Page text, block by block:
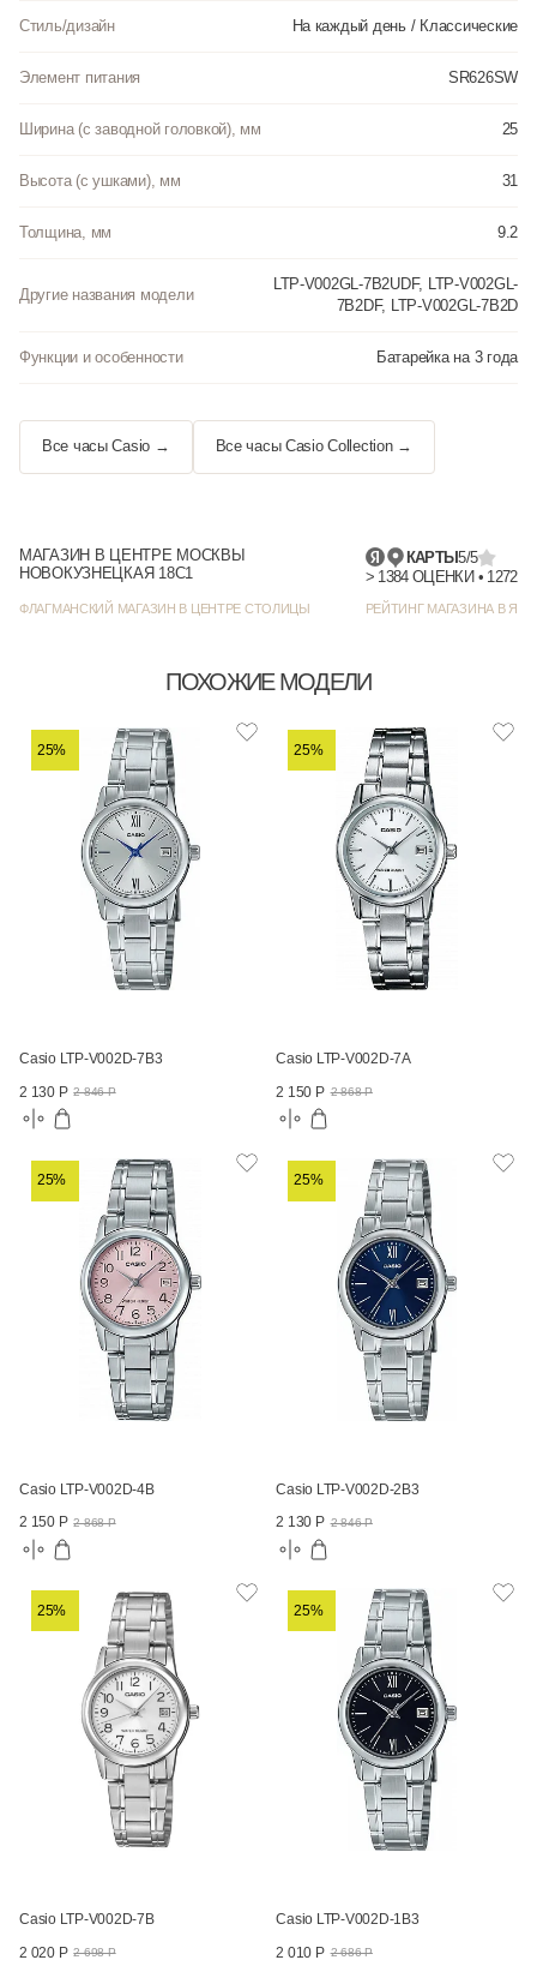
Стиль/дизайн На каждый день / Классические
Элемент питания SR626SW
Ширина (с заводной головкой), мм 25
Высота (с ушками), мм 31
Толщина, мм 9.2
Другие названия модели
LTP-V002GL-7B2UDF, LTP-V002GL-
7B2DF, LTP-V002GL-7B2D
Функции и особенности Батарейка на 3 года
Все часы Casio → Все часы Casio Collection →
МАГАЗИН В ЦЕНТРЕ МОСКВЫ
НОВОКУЗНЕЦКАЯ 18С1
ФЛАГМАНСКИЙ МАГАЗИН В ЦЕНТРЕ СТОЛИЦЫ
КАРТЫ5/5
РЕЙТИНГ МАГАЗИНА В
ПОХОЖИЕ МОДЕЛИ
25%
Casio LTP-V002D-7B3
2 130 Р 2 846 Р
25%
Casio LTP-V002D-7A
2 150 Р 2 868 Р
25%
Casio LTP-V002D-4B
2 150 Р 2 868 Р
25%
Casio LTP-V002D-2B3
2 130 Р 2 846 Р
25%
Casio LTP-V002D-7B
2 020 Р 2 698 Р
25%
Casio LTP-V002D-1B3
2 010 Р 2 686 Р